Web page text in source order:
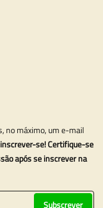
no máximo, um e-mail
se! Certifique-se
após se inscrever na
Subscrever